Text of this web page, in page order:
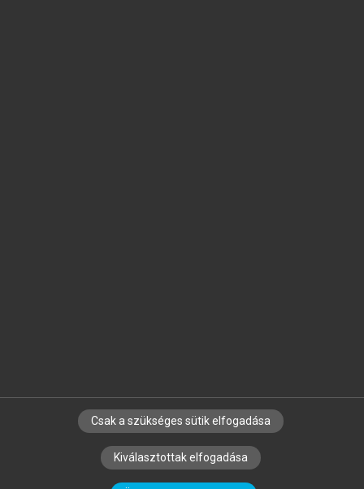
SZERZŐKNEK CÉGEKNEK KÖNYVTÁROSOKNAK
SZERKESZTÉSI ÉS LEKTORÁLÁSI ALAPELVEK
Csak a szükséges sütik elfogadása
Kiválasztottak elfogadása